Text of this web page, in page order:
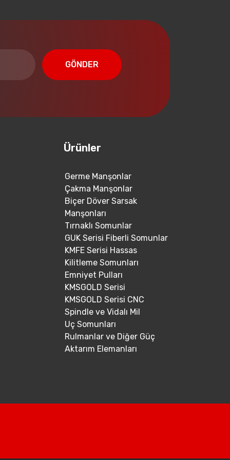
GÖNDER
Ürünler
Germe Manşonlar
Çakma Manşonlar
Biçer Döver Sarsak
Manşonları
Tırnaklı Somunlar
GUK Serisi Fiberli Somunlar
KMFE Serisi Hassas
Kilitleme Somunları
Emniyet Pulları
KMSGOLD Serisi
KMSGOLD Serisi CNC
Spindle ve Vidalı Mil
Uç Somunları
Rulmanlar ve Diğer Güç
Aktarım Elemanları